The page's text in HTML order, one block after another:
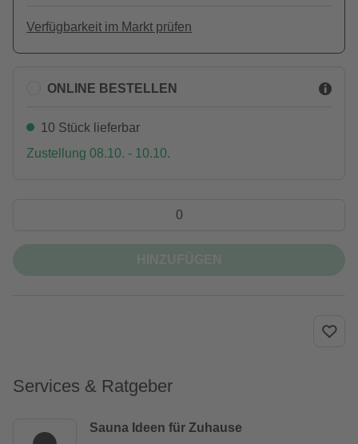
Verfügbarkeit im Markt prüfen
ONLINE BESTELLEN
10 Stück lieferbar
Zustellung 08.10. - 10.10.
Services & Ratgeber
Sauna Ideen für Zuhause